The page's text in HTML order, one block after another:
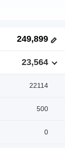
249,899
23,564
22114
500
0